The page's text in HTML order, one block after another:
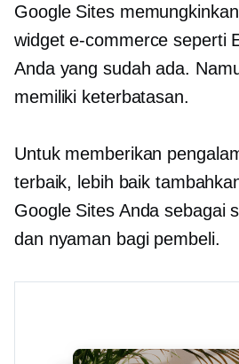
Google Sites
widget e-commerce seperti
Anda yang sudah ada.
memiliki keterbatasan.
Untuk memberikan
terbaik, lebih baik
Google Sites Anda sebagai
dan nyaman bagi pembeli.